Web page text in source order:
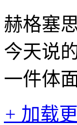
赫格塞
今天说
一件体
+ 加载